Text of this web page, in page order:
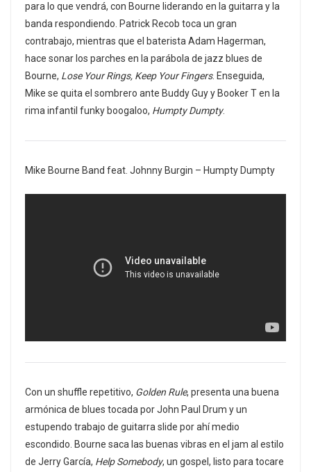
para lo que vendrá, con Bourne liderando en la guitarra y la
banda respondiendo. Patrick Recob toca un gran
contrabajo, mientras que el baterista Adam Hagerman,
hace sonar los parches en la parábola de jazz blues de
Bourne, Lose Your Rings, Keep Your Fingers. Enseguida,
Mike se quita el sombrero ante Buddy Guy y Booker T en la
rima infantil funky boogaloo, Humpty Dumpty.
Mike Bourne Band feat. Johnny Burgin – Humpty Dumpty
Con un shuffle repetitivo, Golden Rule, presenta una buena
armónica de blues tocada por John Paul Drum y un
estupendo trabajo de guitarra slide por ahí medio
escondido. Bourne saca las buenas vibras en el jam al estilo
de Jerry García, Help Somebody, un gospel, listo para tocare